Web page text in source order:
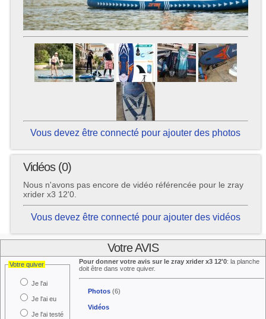
Vous devez être connecté pour ajouter des photos
Vidéos (0)
Nous n'avons pas encore de vidéo référencée pour le zray
xrider x3 12'0.
Vous devez être connecté pour ajouter des vidéos
Votre AVIS
Votre quiver
Je l'ai
Je l'ai eu
Je l'ai testé
Pour donner votre avis sur le zray xrider x3 12'0: la planche
doit être dans votre quiver.
Photos (6)
Vidéos